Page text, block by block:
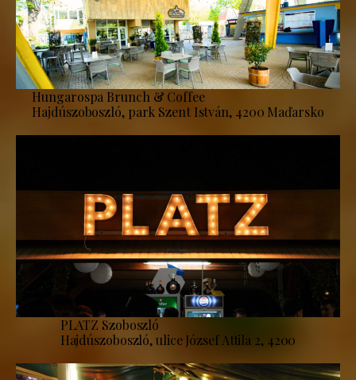
Hungarospa Brunch & Coffee
Hajdúszoboszló, park Szent István, 4200 Maďarsko
PLATZ Szoboszló
Hajdúszoboszló, ulice József Attila 2, 4200